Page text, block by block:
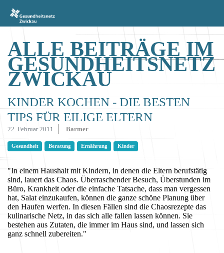
ALLE BEITRÄGE IM
GESUNDHEITSNETZ
ZWICKAU
KINDER KOCHEN - DIE BESTEN
TIPS FÜR EILIGE ELTERN
22. Februar 2011 Barmer
Gesundheit Beratung Ernährung Kinder
"In einem Haushalt mit Kindern, in denen die Eltern berufstätig
sind, lauert das Chaos. Überraschender Besuch, Überstunden im
Büro, Krankheit oder die einfache Tatsache, dass man vergessen
hat, Salat einzukaufen, können die ganze schöne Planung über
den Haufen werfen. In diesen Fällen sind die Chaosrezepte das
kulinarische Netz, in das sich alle fallen lassen können. Sie
bestehen aus Zutaten, die immer im Haus sind, und lassen sich
ganz schnell zubereiten."